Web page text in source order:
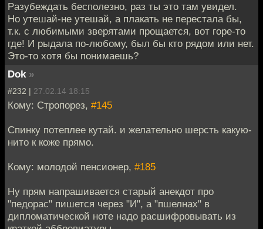
Paзубеждать бесполезно, раз ты это там увидел.
Но утешай-не утешай, а плакать не перестала бы,
т.к. с любимыми зверятами прощается, вот горе-то
где! И рыдала по-любому, был бы кто рядом или нет.
Это-то хотя бы понимаешь?
Dok »
#232 | 27.02.14 18:15
Кому: Стропорез, #145
Спинку потеплее кутай. и желательно шерсть какую-
нито к коже прямо.
Кому: молодой пенсионер, #185
Ну прям напрашивается старый анекдот про
"педорас" пишется через "И", а "пшелнах" в
дипломатической ноте надо расшифровывать из